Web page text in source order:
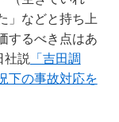
」などと持ち上
するべき点はあ
社説 「吉田調
の事故対応を